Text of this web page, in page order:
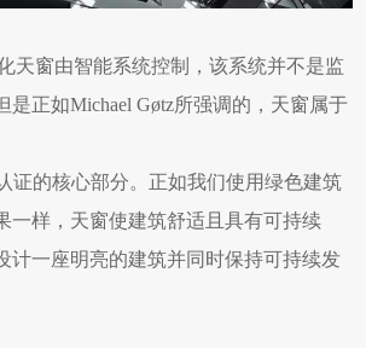
天窗由智能系统控制，该系统并不是监
是正如Michael Gøtz所强调的，天窗属于
证的核心部分。正如我们使用绿色建筑
一样，天窗使建筑舒适且具有可持续
计一座明亮的建筑并同时保持可持续发